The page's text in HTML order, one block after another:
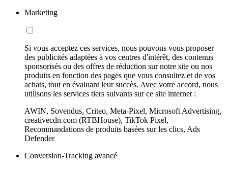
Marketing
Si vous acceptez ces services, nous pouvons vous proposer
des publicités adaptées à vos centres d'intérêt, des contenus
sponsorisés ou des offres de réduction sur notre site ou nos
produits en fonction des pages que vous consultez et de vos
achats, tout en évaluant leur succès. Avec votre accord, nous
utilisons les services tiers suivants sur ce site internet :
AWIN, Sovendus, Criteo, Meta-Pixel, Microsoft Advertising,
creativecdn.com (RTBHouse), TikTok Pixel,
Recommandations de produits basées sur les clics, Ads
Defender
Conversion-Tracking avancé